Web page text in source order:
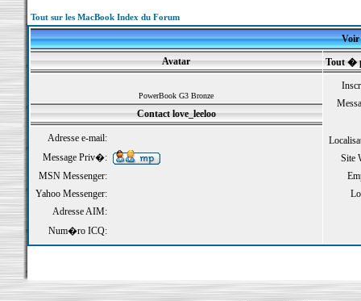
Tout sur les MacBook Index du Forum
Voir
Avatar
Tout �
PowerBook G3 Bronze
Site
Contact love_leeloo
Adresse e-mail:
Message Priv�:
MSN Messenger:
Yahoo Messenger:
Adresse AIM:
Num�ro ICQ: